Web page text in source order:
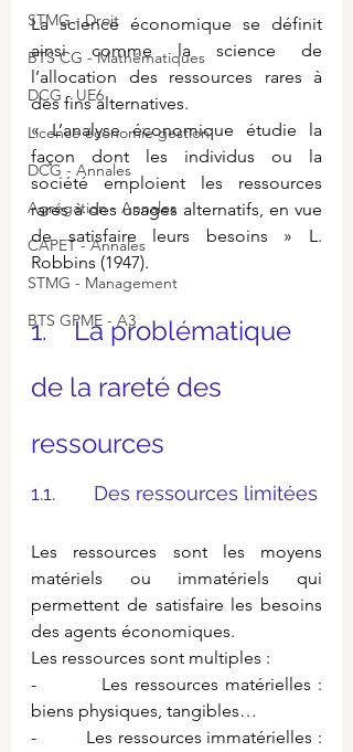
STMG - Droit
BTS CG - Mathématiques
DCG - UE6
Licence économie gestion
DCG - Annales
Agrégation - Annales
CAPET - Annales
STMG - Management
BTS GPME - A3
La science économique se définit
ainsi comme la science de
l’allocation des ressources rares à
des fins alternatives.
« L’analyse économique étudie la
façon dont les individus ou la
société emploient les ressources
rares à des usages alternatifs, en vue
de satisfaire leurs besoins » L.
Robbins (1947).
1.    La problématique
de la rareté des
ressources
1.1.       Des ressources limitées
Les ressources sont les moyens
matériels ou immatériels qui
permettent de satisfaire les besoins
des agents économiques.
Les ressources sont multiples :
-          Les ressources matérielles :
biens physiques, tangibles…
-          Les ressources immatérielles :